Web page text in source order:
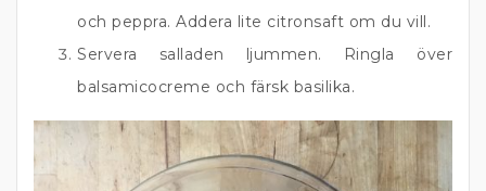
och peppra. Addera lite citronsaft om du vill.
Servera salladen ljummen. Ringla över
balsamicocreme och färsk basilika.